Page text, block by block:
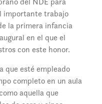
importante trabajo
la primera infancia
en el que el
con este honor.
que esté empleado
completo en un aula
aquella que